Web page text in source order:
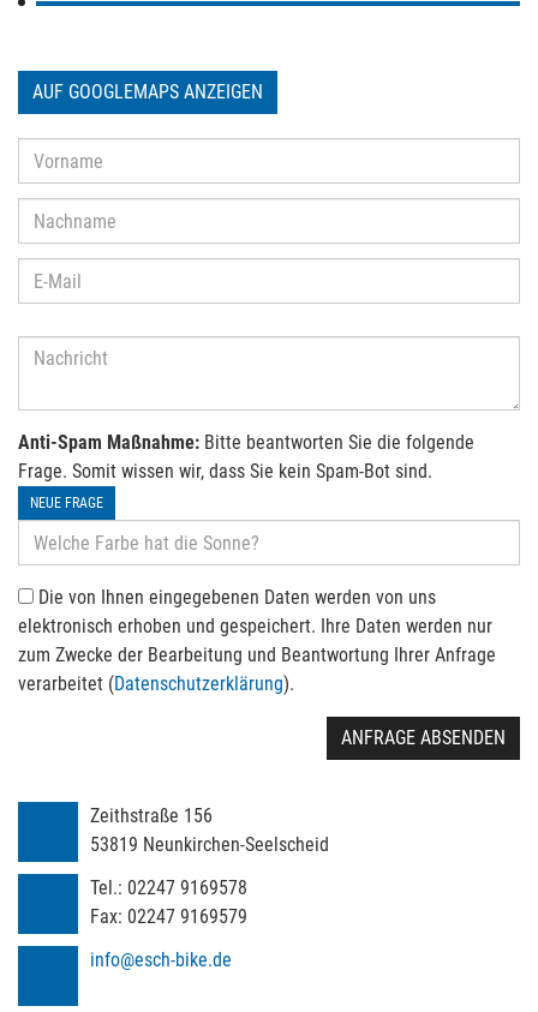
AUF GOOGLEMAPS ANZEIGEN
Anti-Spam Maßnahme: Bitte beantworten Sie die folgende
Frage. Somit wissen wir, dass Sie kein Spam-Bot sind.
NEUE FRAGE
Die von Ihnen eingegebenen Daten werden von uns
elektronisch erhoben und gespeichert. Ihre Daten werden nur
zum Zwecke der Bearbeitung und Beantwortung Ihrer Anfrage
verarbeitet (Datenschutzerklärung).
ANFRAGE ABSENDEN
Zeithstraße 156
53819 Neunkirchen-Seelscheid
Tel.: 02247 9169578
Fax: 02247 9169579
info@esch-bike.de